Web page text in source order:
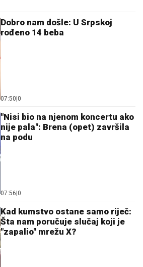
Dobro nam došle: U Srpskoj
rođeno 14 beba
07:50 0
"Nisi bio na njenom koncertu ako
nije pala": Brena (opet) završila
na podu
07:56 0
Kad kumstvo ostane samo riječ:
Šta nam poručuje slučaj koji je
"zapalio" mrežu X?